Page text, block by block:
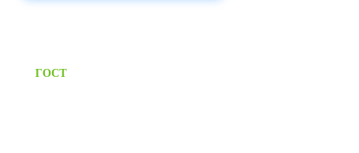
ГОСТПредоставляем паспорт